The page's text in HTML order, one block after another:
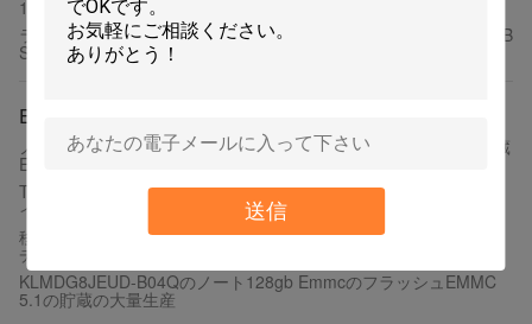
送信
1920GB 6.0 Gb/Sの高性能
ラップトップの卓上のためのMTFDDAK480MBB-1AE16AB 480GB
Sataの抜け目がないソリッド ステート ドライブ
EMMCのメモリー チップ
ノート11.5*13*1.0MMのためのKLMBG4WEBD-B031 32GBの貯蔵
EMMCのメモリー チップ
THGBMDG5D1LBAIT IC 32gb Emmcのフラッシュ・メモリ ドラ
イブ ラップトップMMC 52MHZ 153WFBGA
移動式貯蔵のためのKLMBG4WEBD-B031 32B EMMCのメモリー
チップICのフラッシュBGA GEN6
KLMDG8JEUD-B04Qのノート128gb EmmcのフラッシュEMMC
5.1の貯蔵の大量生産